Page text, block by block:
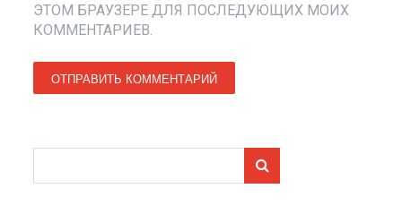
ЭТОМ БРАУЗЕРЕ ДЛЯ ПОСЛЕДУЮЩИХ МОИХ
КОММЕНТАРИЕВ.